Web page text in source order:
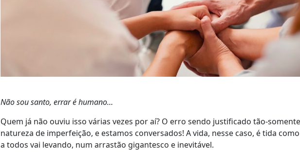
Não sou santo, errar é humano…
Quem já não ouviu isso várias vezes por aí? O erro sendo justificado tão-
natureza de imperfeição, e estamos conversados! A vida, nesse caso, é tida
a todos vai levando, num arrastão gigantesco e inevitável.